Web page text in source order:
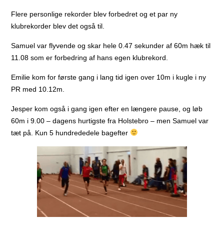
Flere personlige rekorder blev forbedret og et par ny
klubrekorder blev det også til.
Samuel var flyvende og skar hele 0.47 sekunder af 60m hæk til
11.08 som er forbedring af hans egen klubrekord.
Emilie kom for første gang i lang tid igen over 10m i kugle i ny
PR med 10.12m.
Jesper kom også i gang igen efter en længere pause, og løb
60m i 9.00 – dagens hurtigste fra Holstebro – men Samuel var
tæt på. Kun 5 hundrededele bagefter